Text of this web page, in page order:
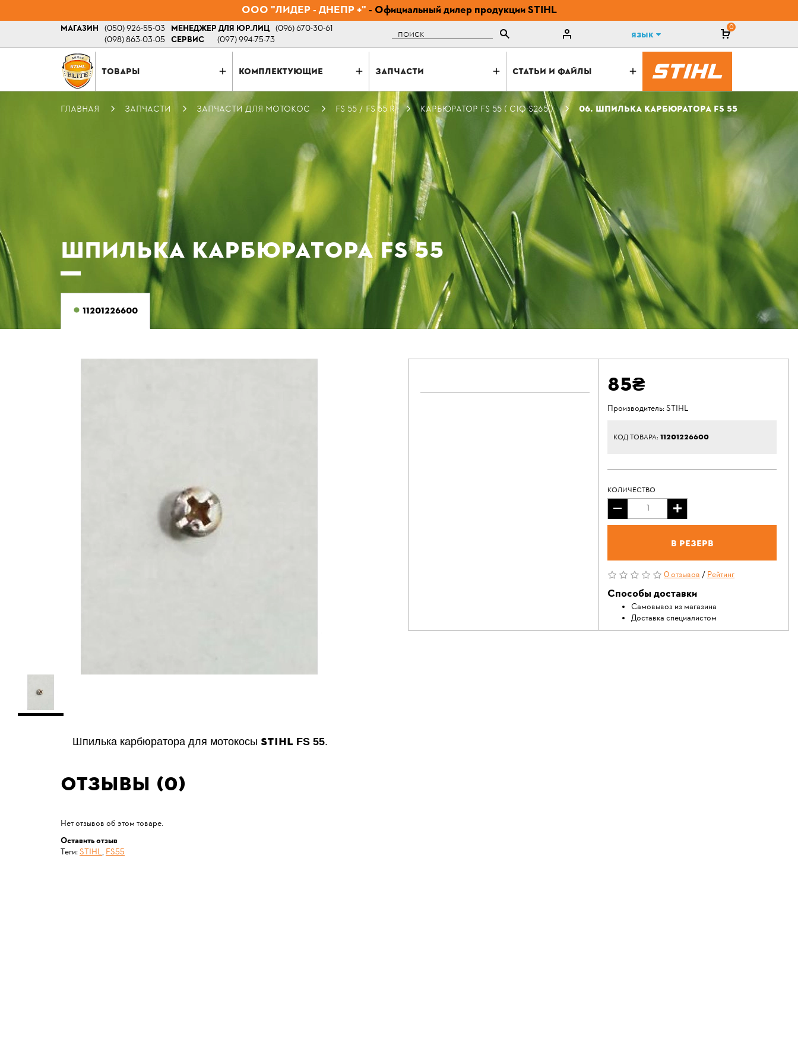
ООО "ЛИДЕР - ДНЕПР +" - Официальный дилер продукции STIHL
МАГАЗИН (050) 926-55-03
(098) 863-03-05
МЕНЕДЖЕР ДЛЯ ЮР.ЛИЦ (096) 670-30-61
СЕРВИС
(097) 994-75-73 Поиск Язык
0
ТОВАРЫ КОМПЛЕКТУЮЩИЕ ЗАПЧАСТИ СТАТЬИ И ФАЙЛЫ
ГЛАВНАЯ ЗАПЧАСТИ ЗАПЧАСТИ ДЛЯ МОТОКОС FS 55 / FS 55 R КАРБЮРАТОР FS 55 ( C1Q-S265 ) 06. ШПИЛЬКА КАРБЮРАТОРА FS 55
ШПИЛЬКА КАРБЮРАТОРА FS 55
11201226600
85₴
Производитель:STIHL
КОД ТОВАРА: 11201226600
КОЛИЧЕСТВО
В резерв
0 отзывов/Рейтинг
Способы доставки
Самовывоз из магазина
Доставка специалистом
Шпилька карбюратора для мотокосы STIHL FS 55.
Отзывы (0)
Нет отзывов об этом товаре.
Оставить отзыв
Теги:STIHL,FS55